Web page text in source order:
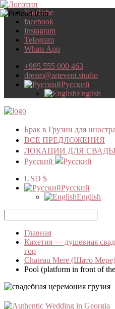
YouTube
facebook
Instagram
Telegram
Whats App
+995 555 000 463
dream@artevent.studio
Русский
English
Брак в Грузии для
ВСЕ ПРЕДЛОЖЕНИЯ
ЛОКАЦИИ ДЛЯ
Русский
USD $
Русский
English
Главная
Кахетия — душевная
гор
Chateau Mere (Шато Мере)
Pool (platform in front of